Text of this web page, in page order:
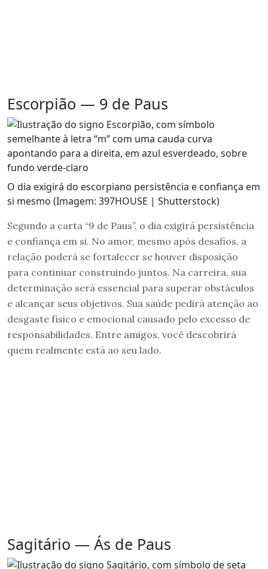
Escorpião — 9 de Paus
O dia exigirá do escorpiano persistência e confiança em
si mesmo (Imagem: 397HOUSE | Shutterstock)
Segundo a carta “9 de Paus”, o dia exigirá persistência
e confiança em si. No amor, mesmo após desafios, a
relação poderá se fortalecer se houver disposição
para continuar construindo juntos. Na carreira, sua
determinação será essencial para superar obstáculos
e alcançar seus objetivos. Sua saúde pedirá atenção ao
desgaste físico e emocional causado pelo excesso de
responsabilidades. Entre amigos, você descobrirá
quem realmente está ao seu lado.
Sagitário — Ás de Paus